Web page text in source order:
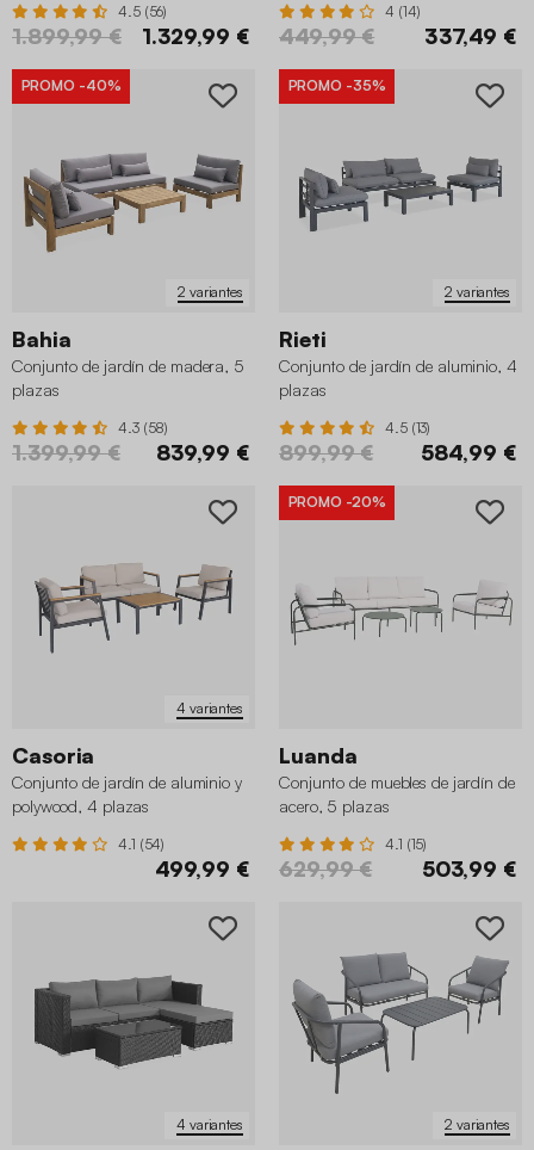
4.5 (56)
1.899,99 € 1.329,99 €
4 (14)
449,99 € 337,49 €
2 variantes
PROMO -40%
Bahia
Conjunto de jardín de madera, 5
plazas
4.3 (58)
1.399,99 € 839,99 €
2 variantes
PROMO -35%
Rieti
Conjunto de jardín de aluminio, 4
plazas
4.5 (13)
899,99 € 584,99 €
4 variantes
Casoria
Conjunto de jardín de aluminio y
polywood, 4 plazas
4.1 (54)
499,99 €
PROMO -20%
Luanda
Conjunto de muebles de jardín de
acero, 5 plazas
4.1 (15)
629,99 € 503,99 €
4 variantes 2 variantes